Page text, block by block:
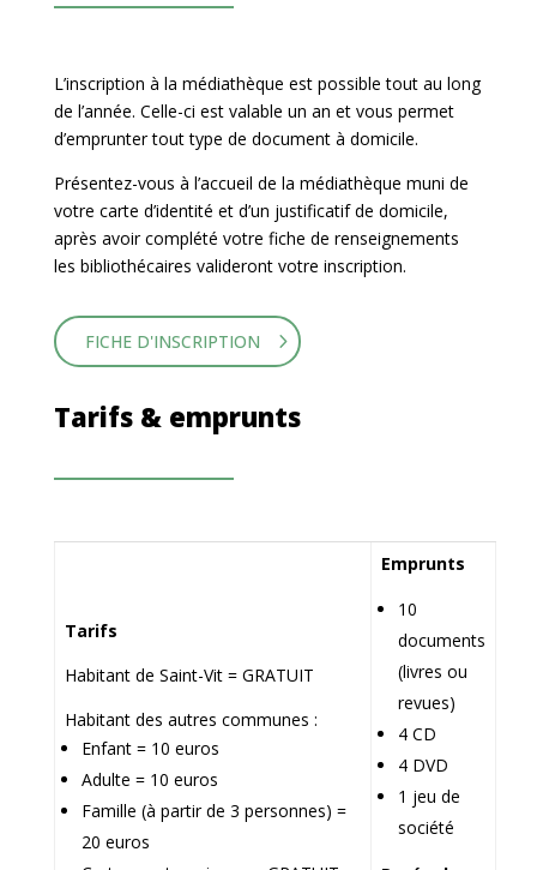
L’inscription à la médiathèque est possible tout au long
de l’année. Celle-ci est valable un an et vous permet
d’emprunter tout type de document à domicile.
Présentez-vous à l’accueil de la médiathèque muni de
votre carte d’identité et d’un justificatif de domicile,
après avoir complété votre fiche de renseignements
les bibliothécaires valideront votre inscription.
FICHE D'INSCRIPTION
Tarifs & emprunts
Tarifs
Habitant de Saint-Vit = GRATUIT
Habitant des autres communes :
Enfant = 10 euros
Adulte = 10 euros
Famille (à partir de 3 personnes) =
20 euros
Emprunts
10
documents
(livres ou
revues)
4 CD
4 DVD
1 jeu de
société